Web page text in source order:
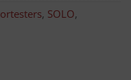
, SOLO,